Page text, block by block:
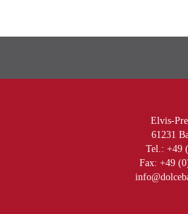
Elvis-
61231
Tel.: +49
Fax: +49